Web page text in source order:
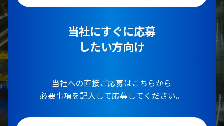
当社にすぐに応募
したい方向け
当社への直接ご応募はこちらから
必要事項を記入して応募してください。